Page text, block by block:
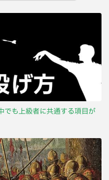
でも上級者に共通する項目が